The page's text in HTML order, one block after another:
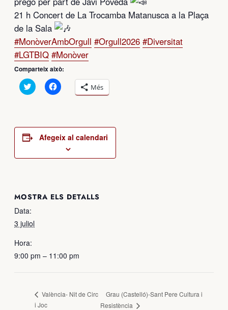
21 h Concert de La Trocamba Matanusca a la Plaça
de la Sala
#MonòverAmbOrgull #Orgull2026 #Diversitat
#LGTBIQ #Monòver
Comparteix això:
Feu
clic
(S’obre
una
Feu
clic
(S’obre
una
finestra)
Més
Afegeix al calendari
MOSTRA ELS DETALLS
Data:
3 juliol
Hora:
9:00 pm – 11:00 pm
València- Nit de Circ
i Joc
Grau (Castelló)-Sant Pere Cultura i
Resistència